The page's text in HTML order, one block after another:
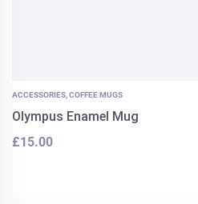
ACCESSORIES COFFEE MUGS
Olympus Enamel Mug
£15.00